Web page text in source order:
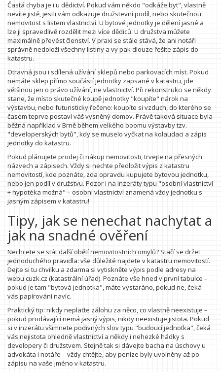
Častá chyba je i u dědictví. Pokud vám někdo "odkáže byt", vlastně
nevíte jistě, jestli vám odkazuje družstevní podíl, nebo skutečnou
nemovitost s listem vlastnictví. U bytové jednotky je dělení jasné a
lze ji spravedlivě rozdělit mezi více dědiců. U družstva můžete
maximálně převést členství. V praxi se stále stává, že ani notáři
správně nedoloží všechny listiny a vy pak dlouze řešíte zápis do
katastru.
Otravná jsou i sdílená užívání sklepů nebo parkovacích míst. Pokud
nemáte sklep přímo součástí jednotky zapsané v katastru, jde
většinou jen o právo užívání, ne vlastnictví. Při rekonstrukci se někdy
stane, že místo skutečné koupě jednotky "koupíte" nárok na
výstavbu, nebo futuristicky řečeno: koupíte si vzduch, do kterého se
časem teprve postaví váš vysněný domov. Právě taková situace byla
běžná například v Brně během velkého boomu výstavby tzv.
"developerských bytů", kdy se muselo vyčkat na kolaudaci a zápis
jednotky do katastru.
Pokud plánujete prodej či nákup nemovitosti, trvejte na přesných
názvech a zápisech. Vždy si nechte předložit výpis z katastru
nemovitostí, kde poznáte, zda opravdu kupujete bytovou jednotku,
nebo jen podíl v družstvu. Pozor i na inzeráty typu "osobní vlastnictví
+ hypotéka možná" – osobní vlastnictví znamená vždy jednotku s
jasným zápisem v katastru!
Tipy, jak se nenechat nachytat a
jak na snadné ověření
Nechcete se stát další obětí nemovitostních omylů? Stačí se držet
jednoduchého pravidla: vše důležité najdete v katastru nemovitostí.
Dejte si tu chvilku a zdarma si vytiskněte výpis podle adresy na
webu cuzk.cz (katastrální úřad). Poznáte vše hned v první tabulce –
pokud je tam "bytová jednotka", máte vystaráno, pokud ne, čeká
vás papírování navíc.
Praktický tip: nikdy neplaťte zálohu za něco, co vlastně neexistuje –
pokud prodávající nemá jasný výpis, nikdy neexistuje jistota. Pokud
si v inzerátu všimnete podivných slov typu "budoucí jednotka", čeká
vás nejistota ohledně vlastnictví a někdy i nehezké hádky s
developery či družstvem. Stejně tak si dávejte bacha na úschovy u
advokáta i notáře – vždy chtějte, aby peníze byly uvolněny až po
zápisu na vaše jméno v katastru.